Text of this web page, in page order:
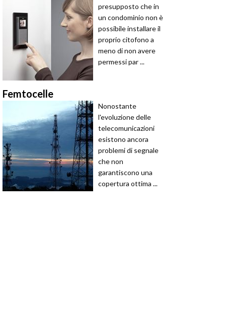
presupposto che in
un condominio non è
possibile installare il
proprio citofono a
meno di non avere
permessi par ...
Femtocelle
Nonostante
l'evoluzione delle
telecomunicazioni
esistono ancora
problemi di segnale
che non
garantiscono una
copertura ottima ...